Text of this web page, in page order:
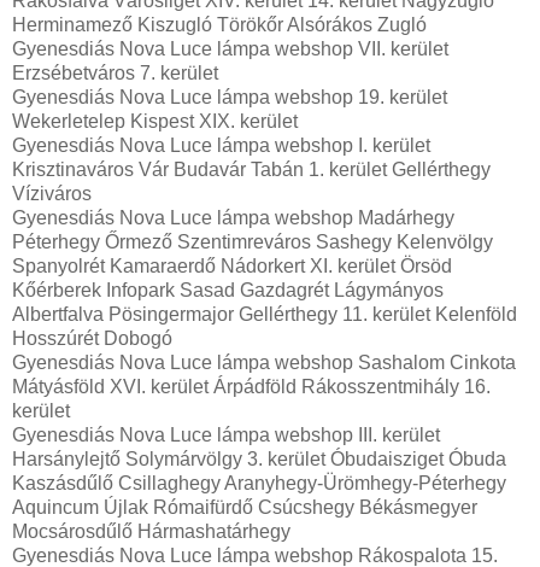
Herminamező Kiszugló Törökőr Alsórákos Zugló
Gyenesdiás Nova Luce lámpa webshop VII. kerület
Erzsébetváros 7. kerület
Gyenesdiás Nova Luce lámpa webshop 19. kerület
Wekerletelep Kispest XIX. kerület
Gyenesdiás Nova Luce lámpa webshop I. kerület
Krisztinaváros Vár Budavár Tabán 1. kerület Gellérthegy
Víziváros
Gyenesdiás Nova Luce lámpa webshop Madárhegy
Péterhegy Őrmező Szentimreváros Sashegy Kelenvölgy
Spanyolrét Kamaraerdő Nádorkert XI. kerület Örsöd
Kőérberek Infopark Sasad Gazdagrét Lágymányos
Albertfalva Pösingermajor Gellérthegy 11. kerület Kelenföld
Hosszúrét Dobogó
Gyenesdiás Nova Luce lámpa webshop Sashalom Cinkota
Mátyásföld XVI. kerület Árpádföld Rákosszentmihály 16.
kerület
Gyenesdiás Nova Luce lámpa webshop III. kerület
Harsánylejtő Solymárvölgy 3. kerület Óbudaisziget Óbuda
Kaszásdűlő Csillaghegy Aranyhegy-Ürömhegy-Péterhegy
Aquincum Újlak Rómaifürdő Csúcshegy Békásmegyer
Mocsárosdűlő Hármashatárhegy
Gyenesdiás Nova Luce lámpa webshop Rákospalota 15.